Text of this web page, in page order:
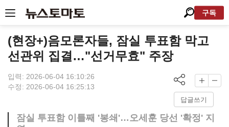
구독
(현장+)음모론자들, 잠실 투표함 막고
선관위 집결…"선거무효" 주장
입력: 2026-06-04 16:10:26
수정: 2026-06-04 16:25:13
답글쓰기
잠실 투표함 이틀째 '봉쇄'…오세훈 당선 '확정' 지